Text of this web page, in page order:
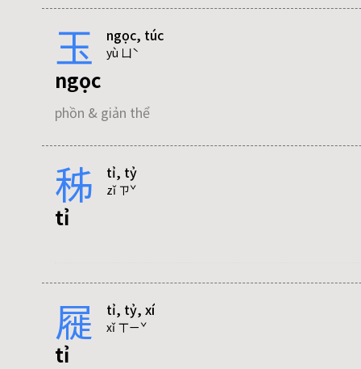
tỵ
phồn & giản thể
tỷ
phồn & giản thể
tỉ
phồn & giản thể
tỷ
phồn & giản thể
玉 ngọc, túc
yù ㄩˋ
ngọc
phồn & giản thể
túc
phồn & giản thể
秭 tỉ, tỷ
zǐ ㄗˇ
tỉ
tỷ
phồn & giản thể
屣 tỉ, tỷ, xí
xǐ ㄒㄧˇ
tỉ